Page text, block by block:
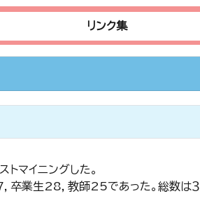
リンク集
マイニングした。
業生28，教師25であった。総数は３